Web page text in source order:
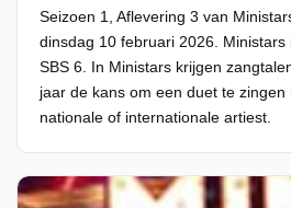
Seizoen 1, Aflevering 3 van
dinsdag 10 februari 2026. Ministars
SBS 6. In Ministars krijgen
jaar de kans om een duet te
nationale of internationale artiest.